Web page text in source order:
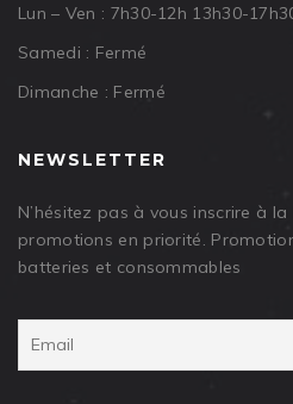
Lun – Ven : 7h30-12h 13h30-
Samedi : Fermé
Dimanche : Fermé
NEWSLETTER
N’hésitez pas à vous inscrire à
promotions en priorité.
batteries et consommables